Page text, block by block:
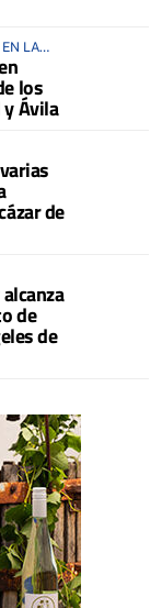
EN LA
los
Ávila
de
de
de